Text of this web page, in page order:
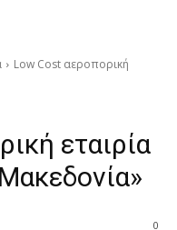
Low Cost αεροπορική
εταιρία
0